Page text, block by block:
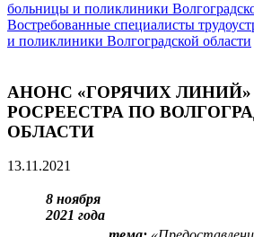
Востребованные специалисты
и поликлиники Волгоградской области
АНОНС «ГОРЯЧИХ
РОСРЕЕСТРА ПО
ОБЛАСТИ
13.11.2021
8 ноября
2021 года